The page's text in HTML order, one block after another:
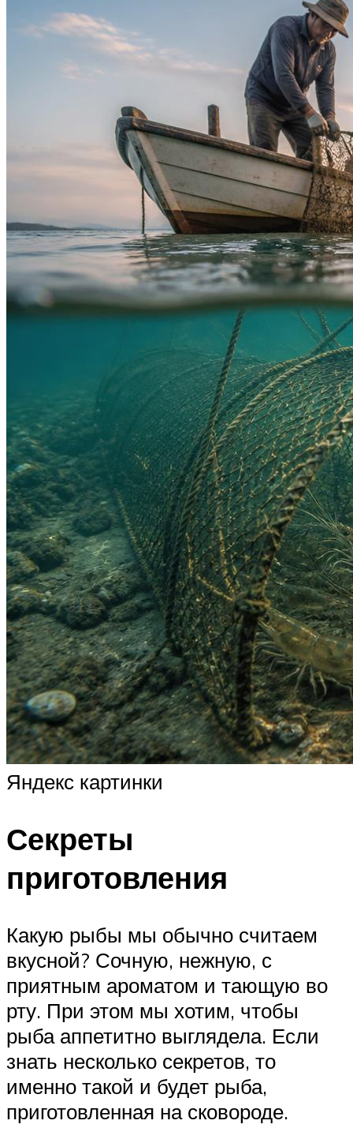
Яндекс картинки
Секреты
приготовления
Какую рыбы мы обычно считаем
вкусной? Сочную, нежную, с
приятным ароматом и тающую во
рту. При этом мы хотим, чтобы
рыба аппетитно выглядела. Если
знать несколько секретов, то
именно такой и будет рыба,
приготовленная на сковороде.